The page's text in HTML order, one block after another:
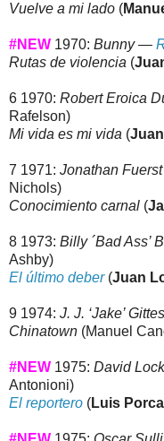
Vuelve a mi lado (
#NEW 1970: Bunny —
Rutas de violencia (
6 1970: Robert Eroica
Rafelson)
Mi vida es mi vida (
7 1971: Jonathan Fuerst
Nichols)
Conocimiento carnal (
8 1973: Billy ´Bad Ass’
Ashby)
El último deber(Juan
9 1974: J. J. ‘Jake’
Chinatown (Manuel
#NEW 1975: David
Antonioni)
El reportero (Luis